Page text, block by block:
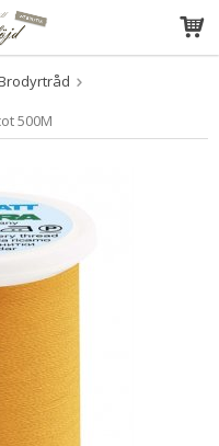
i varukorgen
500M